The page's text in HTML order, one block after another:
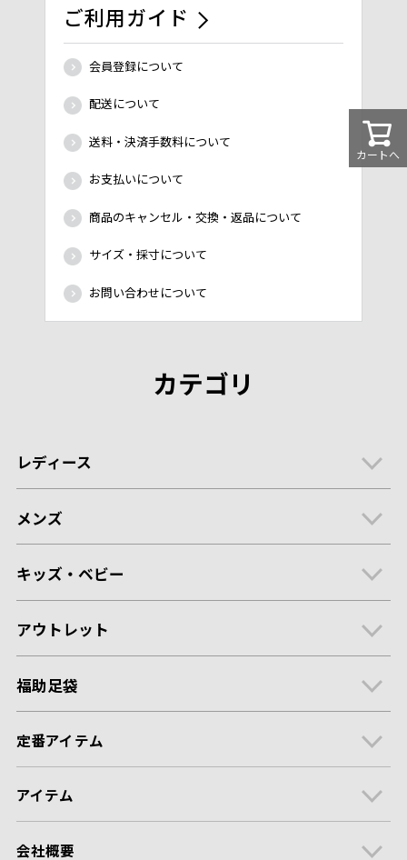
カートへ
ご利用ガイド
会員登録について
配送について
送料・決済手数料について
お支払いについて
商品のキャンセル・交換・返品について
サイズ・採寸について
お問い合わせについて
カテゴリ
レディース
メンズ
キッズ・ベビー
アウトレット
福助足袋
定番アイテム
アイテム
会社概要